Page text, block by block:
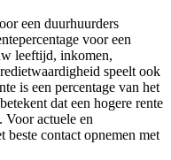
een duurhuurders
voor een
leeftijd, inkomen,
speelt ook
is een percentage van het
dat een hogere rente
Voor actuele en
beste contact opnemen met